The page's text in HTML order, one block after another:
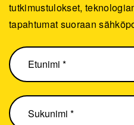
tutkimustulokset,
tapahtumat suoraan